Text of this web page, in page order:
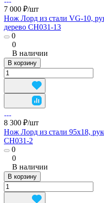
7 000 ₽/шт
Нож Лорд из стали VG-10,
дерево CH031-13
0
0
В наличии
В корзину
8 300 ₽/шт
Нож Лорд из стали 95х18,
CH031-2
0
0
В наличии
В корзину